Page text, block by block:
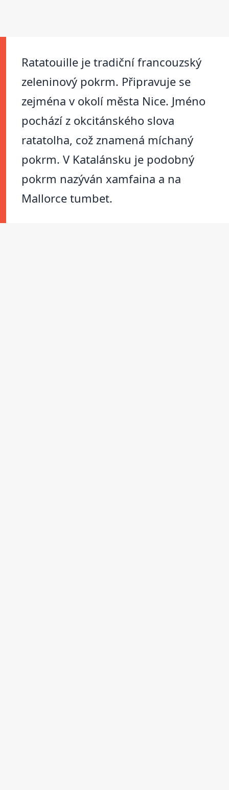
Ratatouille je tradiční francouzský
zeleninový pokrm. Připravuje se
zejména v okolí města Nice. Jméno
pochází z okcitánského slova
ratatolha, což znamená míchaný
pokrm. V Katalánsku je podobný
pokrm nazýván xamfaina a na
Mallorce tumbet.